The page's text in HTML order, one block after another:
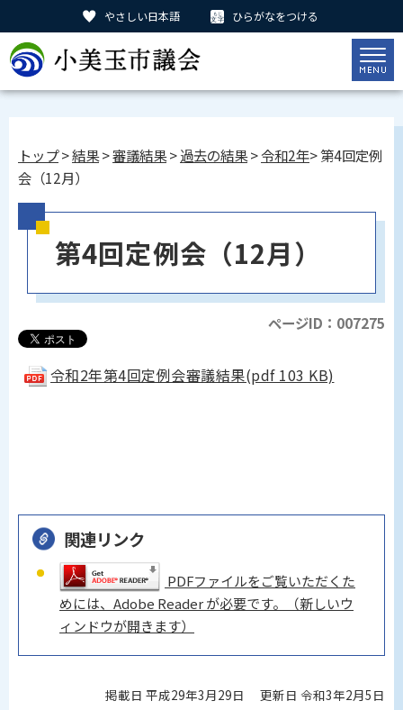
やさしい日本語 ひらがなをつける
トップ>結果>審議結果>過去の結果>令和2年> 第4回定例
会（12月）
第4回定例会（12月）
ページID：007275
令和2年第4回定例会審議結果(pdf 103 KB)
関連リンク
PDFファイルをご覧いただくた
めには、Adobe Reader が必要です。（新しいウ
ィンドウが開きます）
掲載日 平成29年3月29日 更新日 令和3年2月5日